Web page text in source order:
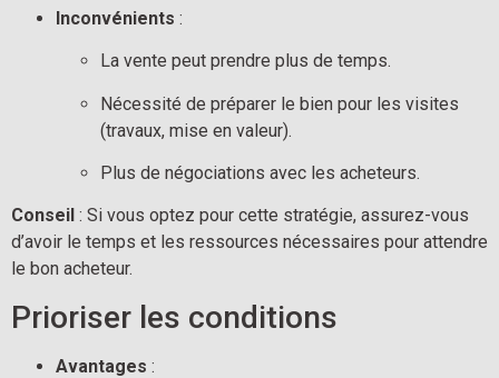
Inconvénients :
La vente peut prendre plus de temps.
Nécessité de préparer le bien pour les visites
(travaux, mise en valeur).
Plus de négociations avec les acheteurs.
Conseil : Si vous optez pour cette stratégie, assurez-vous
d’avoir le temps et les ressources nécessaires pour attendre
le bon acheteur.
Prioriser les conditions
Avantages :